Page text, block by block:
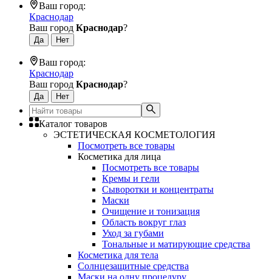
Ваш город:
Краснодар
Ваш город Краснодар?
Ваш город:
Краснодар
Ваш город Краснодар?
Каталог товаров
ЭСТЕТИЧЕСКАЯ КОСМЕТОЛОГИЯ
Посмотреть все товары
Косметика для лица
Посмотреть все товары
Кремы и гели
Сыворотки и концентраты
Маски
Очищение и тонизация
Область вокруг глаз
Уход за губами
Тональные и матирующие средства
Косметика для тела
Солнцезащитные средства
Маски на одну процедуру